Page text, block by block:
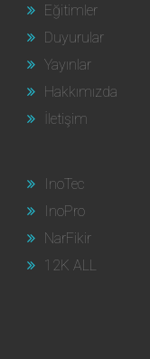
Eğitimler
Duyurular
Yayınlar
Hakkımızda
İletişim
InoTec
InoPro
NarFikir
12K ALL